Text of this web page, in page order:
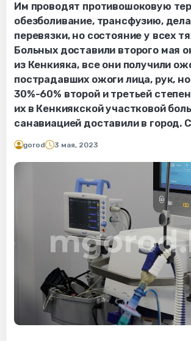
Им проводят противошоковую
обезболивание, трансфузию,
перевязки, но состояние у всех
Больных доставили второго мая
из Кенкияка, все они получили
пострадавших ожоги лица, рук,
30%-60% второй и третьей
их в Кенкиякской участковой
санавиацией доставили в город.
gorod 3 мая, 2023